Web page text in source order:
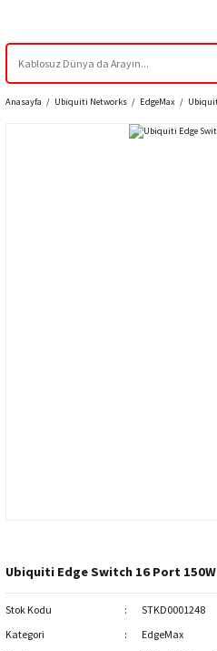
Anasayfa Ubiquiti Networks EdgeMax
Ubiquiti Edge Switch 16 Port 150W
Stok Kodu
STKD0001248
Kategori
EdgeMax